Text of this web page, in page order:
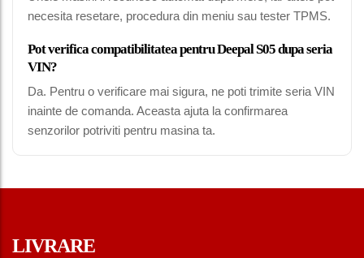
necesita resetare, procedura din meniu sau tester TPMS.
Pot verifica compatibilitatea pentru Deepal S05 dupa seria
VIN?
Da. Pentru o verificare mai sigura, ne poti trimite seria VIN
inainte de comanda. Aceasta ajuta la confirmarea
senzorilor potriviti pentru masina ta.
LIVRARE